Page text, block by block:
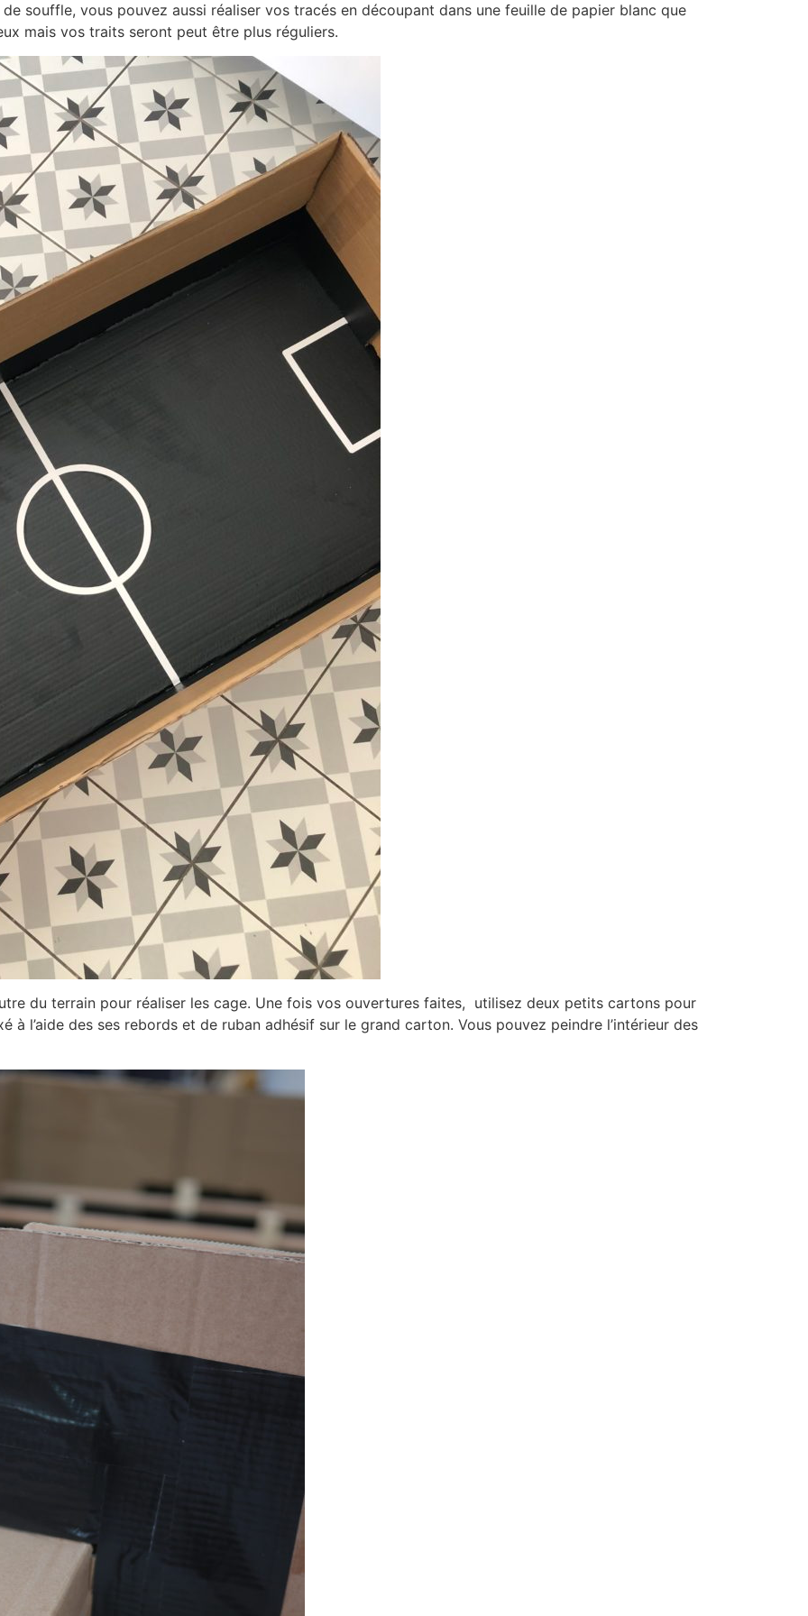
souffle, vous pouvez aussi réaliser vos tracés en découpant dans une feuille de papier blanc que
mais vos traits seront peut être plus réguliers.
du terrain pour réaliser les cage. Une fois vos ouvertures faites, utilisez deux petits cartons pour
à l’aide des ses rebords et de ruban adhésif sur le grand carton. Vous pouvez peindre l’intérieur des
Rose Caramelle
Adresse email*
En vous inscrivant, vous acceptez de